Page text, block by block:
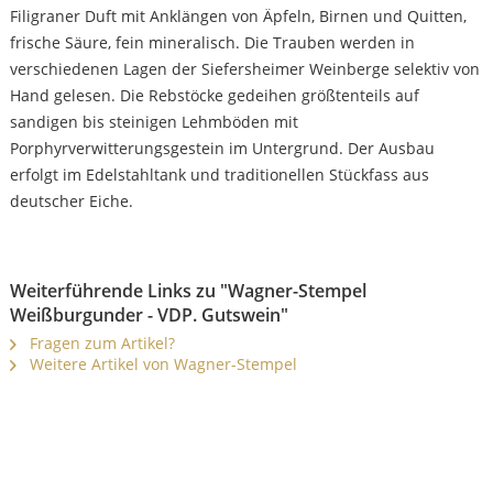
Filigraner Duft mit Anklängen von Äpfeln, Birnen und Quitten,
frische Säure, fein mineralisch. Die Trauben werden in
verschiedenen Lagen der Siefersheimer Weinberge selektiv von
Hand gelesen. Die Rebstöcke gedeihen größtenteils auf
sandigen bis steinigen Lehmböden mit
Porphyrverwitterungsgestein im Untergrund. Der Ausbau
erfolgt im Edelstahltank und traditionellen Stückfass aus
deutscher Eiche.
Weiterführende Links zu "Wagner-Stempel
Weißburgunder - VDP. Gutswein"
Fragen zum Artikel?
Weitere Artikel von Wagner-Stempel